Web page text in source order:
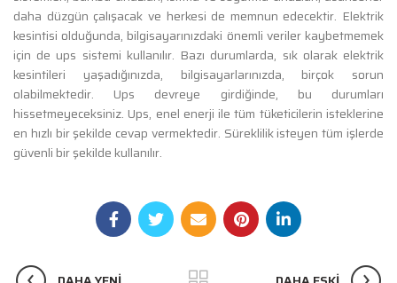
daha düzgün çalışacak ve herkesi de memnun edecektir. Elektrik
kesintisi olduğunda, bilgisayarınızdaki önemli veriler kaybetmemek
için de ups sistemi kullanılır. Bazı durumlarda, sık olarak elektrik
kesintileri yaşadığınızda, bilgisayarlarınızda, birçok sorun
olabilmektedir. Ups devreye girdiğinde, bu durumları
hissetmeyeceksiniz. Ups, enel enerji ile tüm tüketicilerin isteklerine
en hızlı bir şekilde cevap vermektedir. Süreklilik isteyen tüm işlerde
güvenli bir şekilde kullanılır.